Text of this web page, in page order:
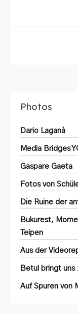
Photos
Dario Laganà
Media Bridges
Gaspare Gaeta
Fotos von
Die Ruine der
Bukurest,
Teipen
Aus der
Betul bringt uns
Auf Spuren von